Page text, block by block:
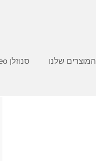
המוצרים שלנו סנוזלן video